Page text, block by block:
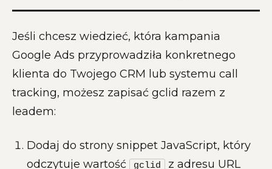
Jeśli chcesz wiedzieć, która kampania
Google Ads przyprowadziła konkretnego
klienta do Twojego CRM lub systemu call
tracking, możesz zapisać gclid razem z
leadem:
Dodaj do strony snippet JavaScript, który
odczytuje wartość
gclid
z adresu URL